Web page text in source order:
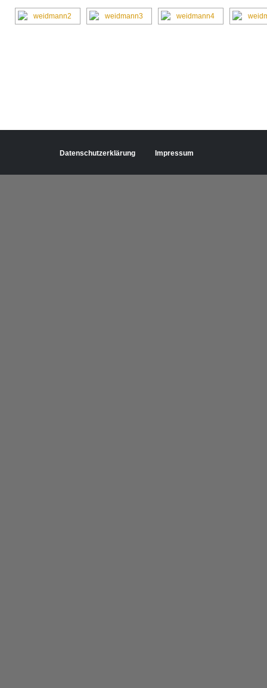
Datenschutzerklärung Impressum